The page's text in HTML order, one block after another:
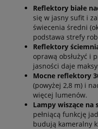
Reflektory białe
się w jasny sufit i
świecenia średni
podstawa strefy
Reflektory
oprawą obsłużyć i
jasności daje
Mocne reflektory
(powyżej 2,8 m) i
więcej lumenów.
Lampy wiszące na
pełniącą funkcję
budują kameralny